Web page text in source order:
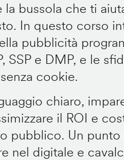
bussola che ti
In questo corso
pubblicità
SSP e DMP, e le
cookie.
chiaro,
il ROI e
pubblico. Un punto
nel digitale e